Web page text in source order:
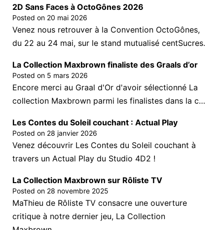
2D Sans Faces à OctoGônes 2026
Posted on 20 mai 2026
Venez nous retrouver à la Convention OctoGônes,
du 22 au 24 mai, sur le stand mutualisé centSucres.
La Collection Maxbrown finaliste des Graals d’or
Posted on 5 mars 2026
Encore merci au Graal d'Or d'avoir sélectionné La
collection Maxbrown parmi les finalistes dans la c…
Les Contes du Soleil couchant : Actual Play
Posted on 28 janvier 2026
Venez découvrir Les Contes du Soleil couchant à
travers un Actual Play du Studio 4D2 !
La Collection Maxbrown sur Rôliste TV
Posted on 28 novembre 2025
MaThieu de Rôliste TV consacre une ouverture
critique à notre dernier jeu, La Collection